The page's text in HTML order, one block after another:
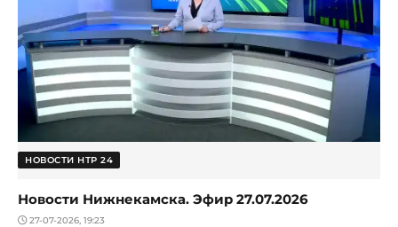
НОВОСТИ НТР 24
Новости Нижнекамска. Эфир 27.07.2026
27-07-2026, 19:23